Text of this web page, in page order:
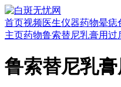
首页视频医生仪器药物晕痣
主页药物鲁索替尼乳膏用过
鲁索替尼乳